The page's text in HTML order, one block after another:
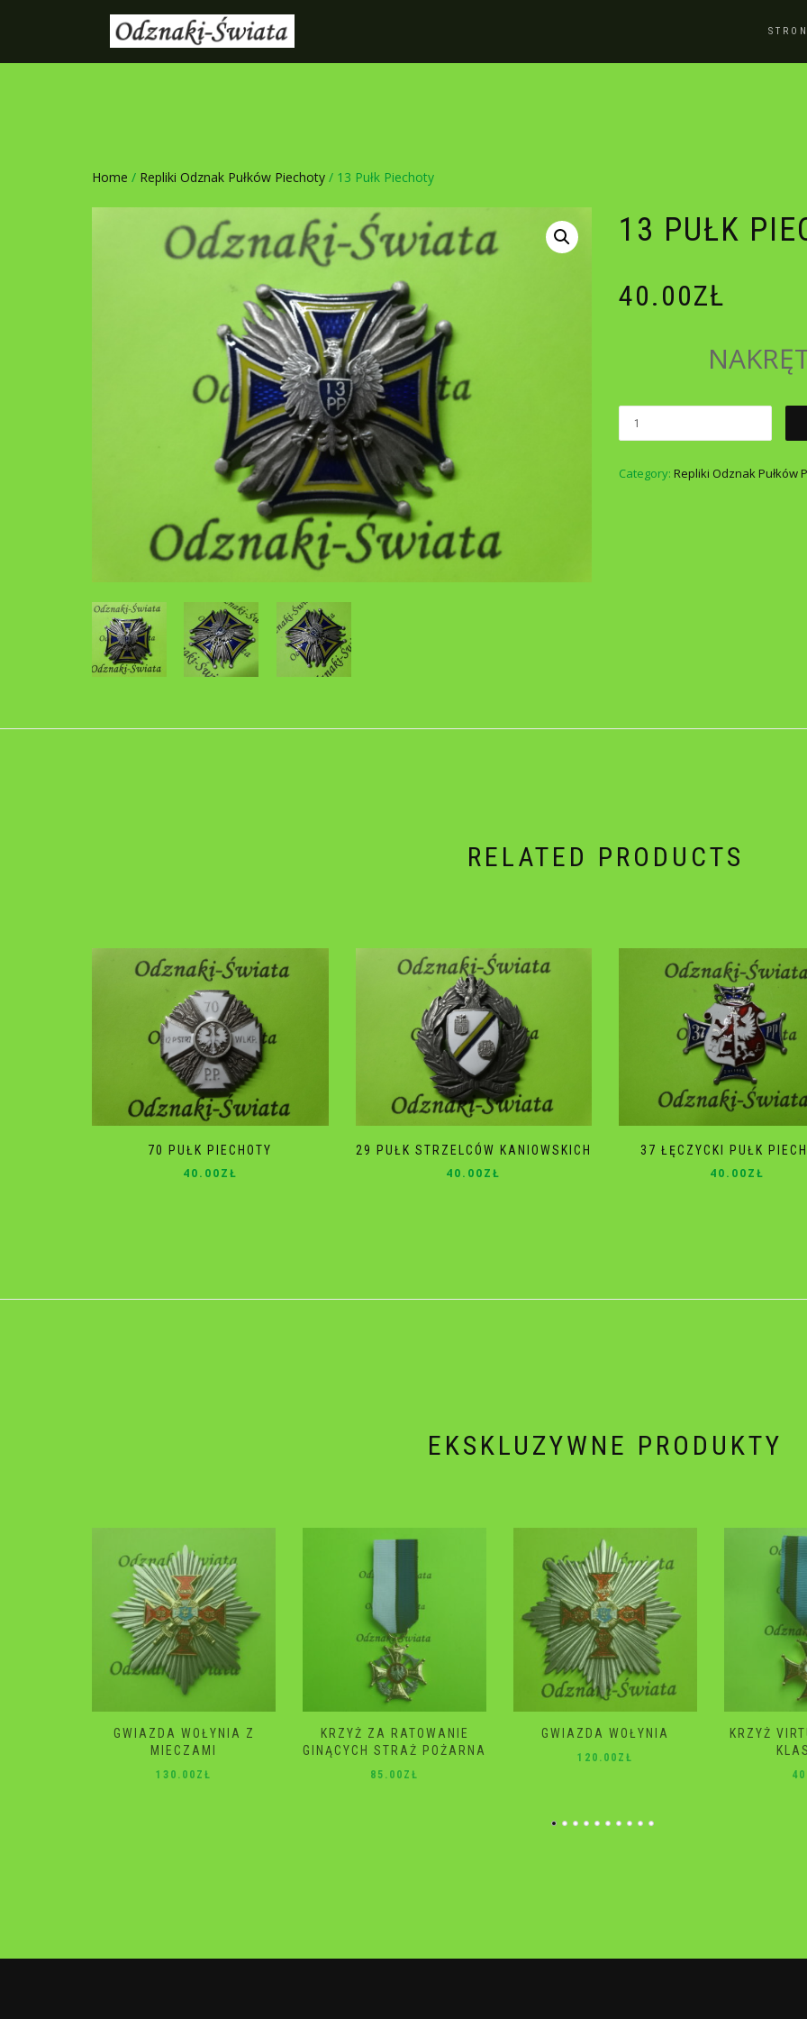
Home / Repliki Odznak Pułków Piechoty / 13 Pułk Piechoty
13 PUŁK
40.00ZŁ
Category: Repliki Odznak Pułków
RELATED PRODUCTS
70 PUŁK PIECHOTY
40.00ZŁ
29 PUŁK STRZELCÓW KANIOWSKICH
40.00ZŁ
37 ŁĘCZYCKI PUŁK
40.00ZŁ
EKSKLUZYWNE PRODUKTY
KRZYŻ ZA RATOWANIE
GINĄCYCH STRAŻ POŻARNA
85.00ZŁ
GWIAZDA WOŁYNIA
120.00 ZŁ
KRZYŻ VIRTUTI MILITARI 4
KLASA 2 RP